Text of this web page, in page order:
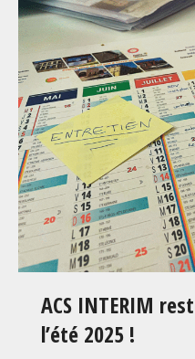
ACS INTERIM
l’été 2025 !